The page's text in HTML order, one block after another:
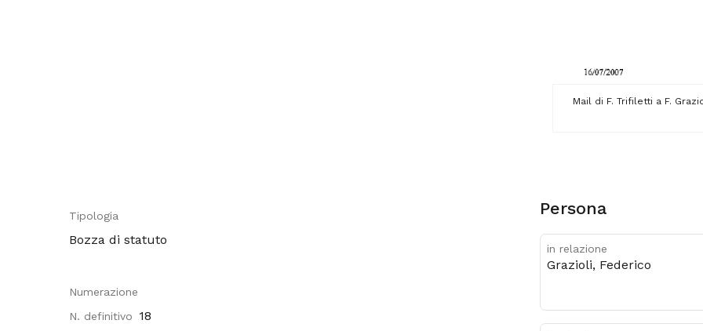
Mail di F. Trifiletti a F.
Tipologia
Bozza di statuto
Numerazione
N. definitivo
18
Persona
in relazione
Grazioli, Federico